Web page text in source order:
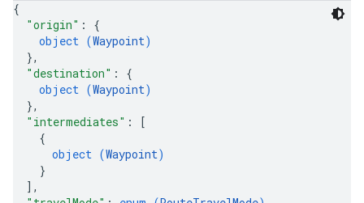
{
"origin" : {
object (Waypoint)
},
"destination" : {
object (Waypoint)
},
"intermediates" :
[
{
object (Waypoint)
}
] ,